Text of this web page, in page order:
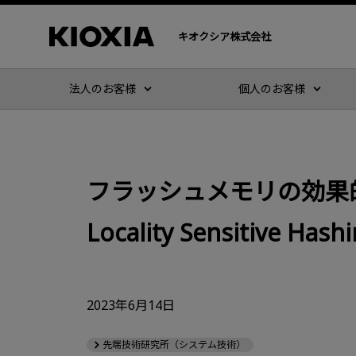
キオクシア株式会社
法人のお客様 個人のお客様
フラッシュメモリの効
Locality Sensitive
2023年6月14日
先端技術研究所（システム技術）